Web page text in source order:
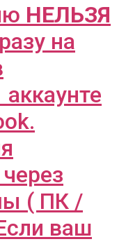
НЕЛЬЗЯ
на
( ПК /
ваш